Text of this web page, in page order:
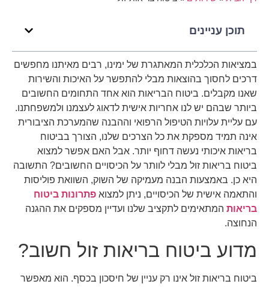
תוכן עניינים
במציאות הכלכלית המאתגרת של ימינו, רבים מאיתנו מחפשים
דרכים לחסוך בהוצאות מבלי להתפשר על האיכות והשירות
שאנו מקבלים. ביטוח הבריאות הוא אחד התחומים החשובים
ביותר שבהם יש לנו אחריות אישית לדאוג לעצמנו ולמשפחתנו.
עם עליית עלויות הטיפול הרפואי וההבנה שהמערכת הציבורית
אינה תמיד מספקת את כל הצרכים שלנו, הצורך בביטוח
בריאות איכותי נעשה דחוף יותר. אבל האם אפשר למצוא
ביטוח בריאות זול מבלי לוותר על הכיסויים החשובים? התשובה
היא כן. באמצעות הבנה מעמיקה של השוק, השוואת פוליסות
והתאמה אישית של הכיסויים, ניתן למצוא פתרונות ביטוח
בריאותהמתאימים לתקציב שלנו ועדיין מספקים את ההגנה
הנחוצה.
מדוע ביטוח בריאות זול חשוב?
ביטוח בריאות זול אינו רק עניין של חיסכון בכסף. הוא מאפשר